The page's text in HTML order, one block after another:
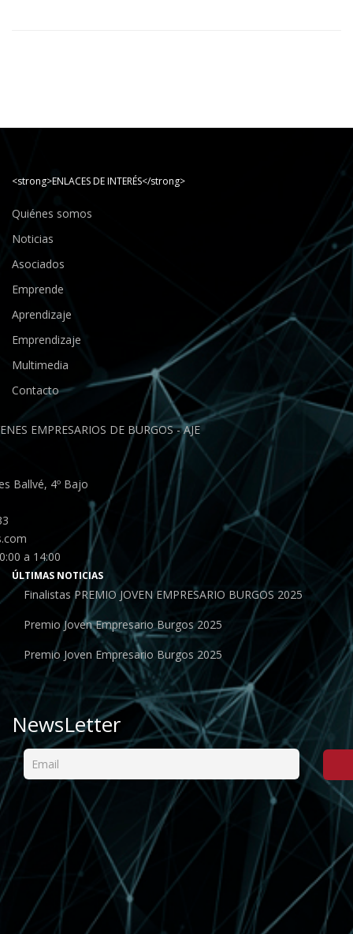
<strong>ENLACES DE INTERÉS</strong>
Quiénes somos
Noticias
Asociados
Emprende
Aprendizaje
Emprendizaje
Multimedia
Contacto
EMPRESARIOS DE BURGOS - AJE
Ballvé, 4º Bajo
a 14:00
ÚLTIMAS NOTICIAS
Finalistas PREMIO JOVEN EMPRESARIO BURGOS 2025
Premio Joven Empresario Burgos 2025
Premio Joven Empresario Burgos 2025
NewsLetter